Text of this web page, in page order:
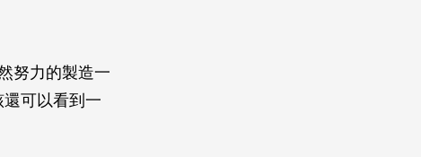
努力的製造一
可以看到一